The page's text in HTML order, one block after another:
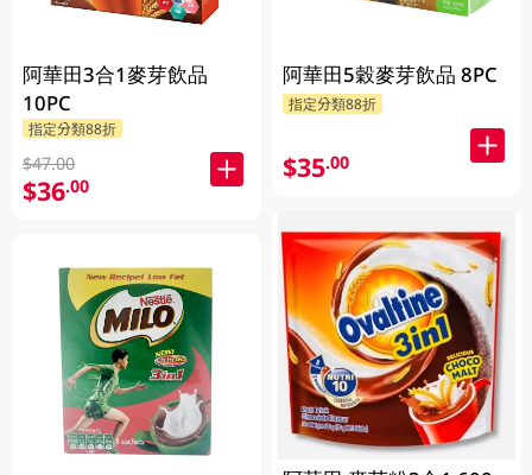
阿華田3合1麥芽飲品
10PC
指定分類88折
$47.00
$36.00
阿華田5穀麥芽飲品 8PC
指定分類88折
$35.00